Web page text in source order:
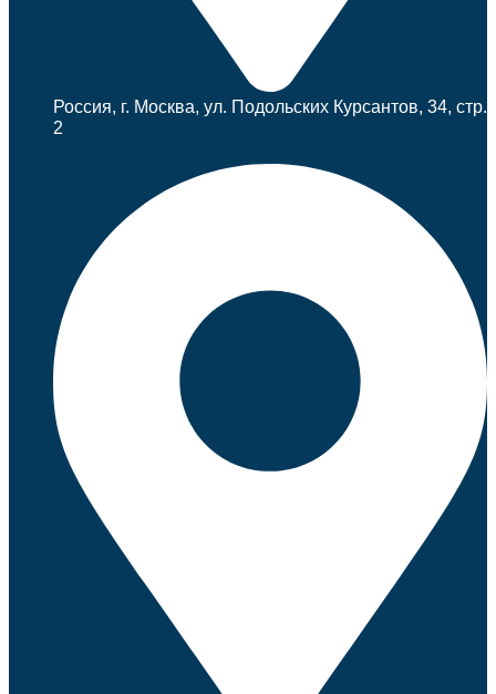
Россия, г. Москва, ул. Подольских Курсантов, 34, стр.
2